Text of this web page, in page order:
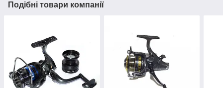
Подібні товари компанії